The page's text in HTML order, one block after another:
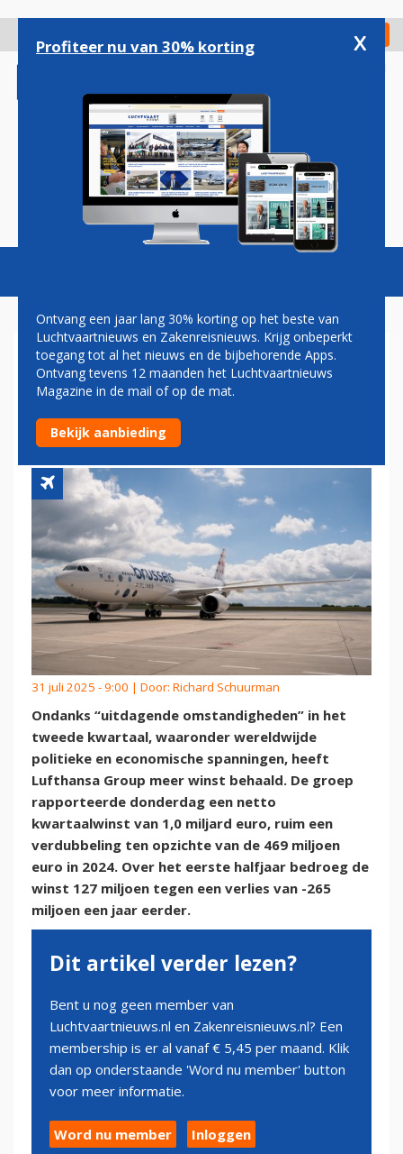
gaan
Check in
Magazine Podcasts Vacatures
LUFTHANSA GROUP: MEER
WINST ONDANKS
ONZEKERHEDEN
31 juli 2025 - 9:00 | Door: Richard Schuurman
Ondanks “uitdagende omstandigheden” in het
tweede kwartaal, waaronder wereldwijde
politieke en economische spanningen, heeft
Lufthansa Group meer winst behaald. De groep
rapporteerde donderdag een netto
kwartaalwinst van 1,0 miljard euro, ruim een
verdubbeling ten opzichte van de 469 miljoen
euro in 2024. Over het eerste halfjaar bedroeg de
winst 127 miljoen tegen een verlies van -265
miljoen een jaar eerder.
Dit artikel verder lezen?
Bent u nog geen member van
Luchtvaartnieuws.nl en Zakenreisnieuws.nl? Een
membership is er al vanaf € 5,45 per maand. Klik
dan op onderstaande 'Word nu member' button
voor meer informatie.
Word nu member Inloggen
Profiteer nu van 30% korting x
Ontvang een jaar lang 30% korting op het beste van
Luchtvaartnieuws en Zakenreisnieuws. Krijg onbeperkt
toegang tot al het nieuws en de bijbehorende Apps.
Ontvang tevens 12 maanden het Luchtvaartnieuws
Magazine in de mail of op de mat.
Bekijk aanbieding